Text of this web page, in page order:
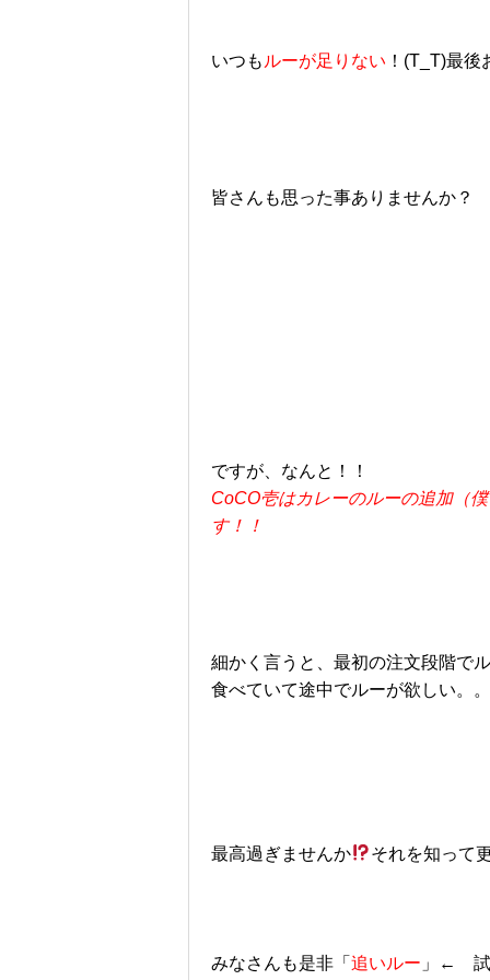
いつも ルーが足りない ！(T_T)最後
皆さんも思った事ありませんか？
ですが、なんと！！
CoCO壱はカレーのルーの追加（
す！！
細かく言うと、最初の注文段階で
食べていて途中でルーが欲しい。
最高過ぎませんか それを知って
みなさんも是非「 追いルー 」← 試